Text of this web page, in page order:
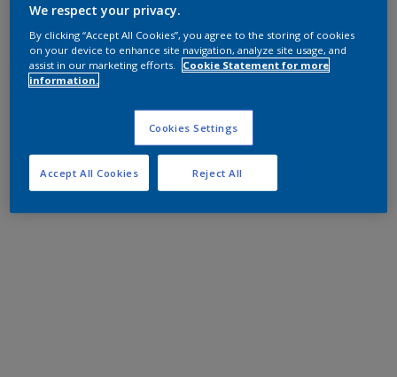
We respect your privacy.
By clicking “Accept All Cookies”, you agree to the storing of cookies
on your device to enhance site navigation, analyze site usage, and
assist in our marketing efforts.
Cookie Statement for more
information.
Cookies Settings
Reject All
Accept All Cookies